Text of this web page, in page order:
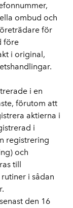
ombud och
för
före
i original,
i en
förutom att
aktierna i
i
registrering
och
till
i sådan
den 16